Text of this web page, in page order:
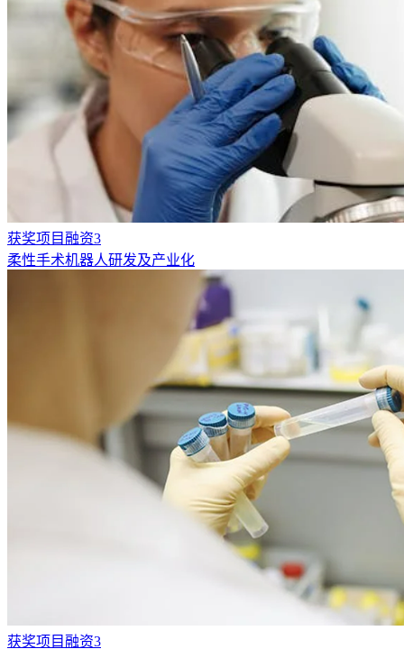
获奖项目融资3
柔性手术机器人研发及产业化
获奖项目融资3